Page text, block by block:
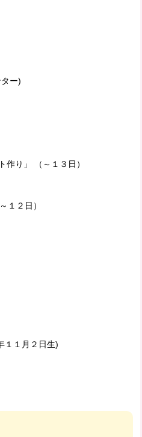
ー)
作り」 （～１３日）
１２日）
１１月２日生)